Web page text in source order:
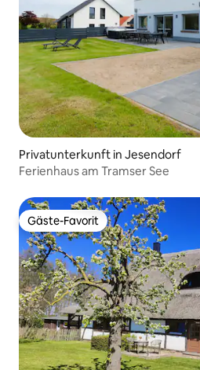
Privatunterkunft in Jesendorf
Ferienhaus am Tramser See
Gäste-Favorit
Gäste-Favorit